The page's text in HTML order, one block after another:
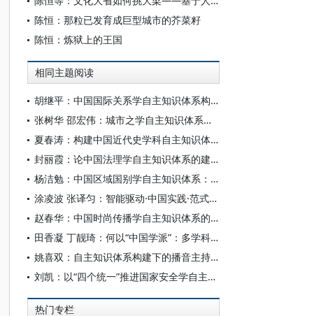
陈恒：那粒已发育成巨型城市的芥菜籽
陈恒：炼狱上的王国
相同主题阅读
胡继平：中国国际关系学自主知识体系构建的时代转向
张树华 邵宏伟：城市之学自主知识体系正在加快形成
夏春涛：构建中国近代史学科自主知识体系刍议
封丽霞：论中国法理学自主知识体系的建构
杨洁勉：中国区域国别学自主知识体系：本原、借鉴和建构
涂凌波 张译匀：智能驱动·中国实践·范式创新：“构建中国新闻传播学自主知识体系”专题研讨会综述
赵春华：中国时尚传播学自主知识体系的内在逻辑与实践路径
田香凝 丁靓琦：何以“中国学派”：多学科视野下中国特色新闻传播学建设的研究
姚喜双：自主知识体系构建下的播音主持高等专业教育研究
刘凯：以“四个统一”推进国家安全学自主知识体系构建
热门专栏